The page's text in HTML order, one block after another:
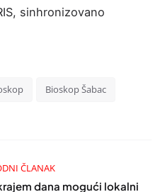
sinhronizovano
Bioskop Šabac
ČLANAK
dana mogući lokalni